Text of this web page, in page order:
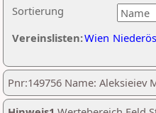
Sortierung
Vereinslisten:Wien
Pnr:149756 Name: Aleksieiev